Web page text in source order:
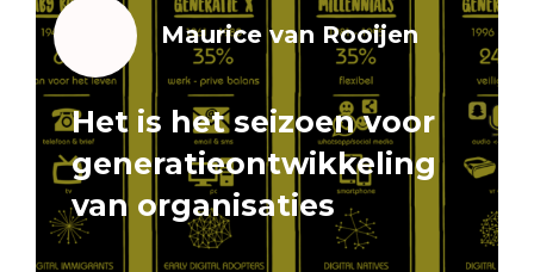
Maurice van Rooijen
Het is het seizoen voor
generatieontwikkeling
van organisaties